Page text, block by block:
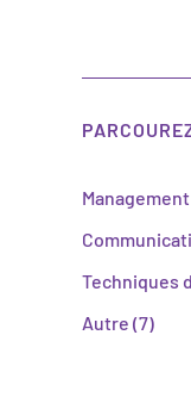
Management
Techniques
Autre (7)